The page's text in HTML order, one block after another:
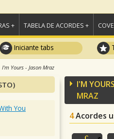
+ TABELA DE ACORDES +
Iniciante tabs
I'm Yours - Jason Mraz
I'M
MRAZ
4Acordes
You